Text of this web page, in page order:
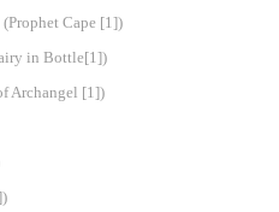
(Prophet Cape [1])
in Bottle[1])
Archangel [1])